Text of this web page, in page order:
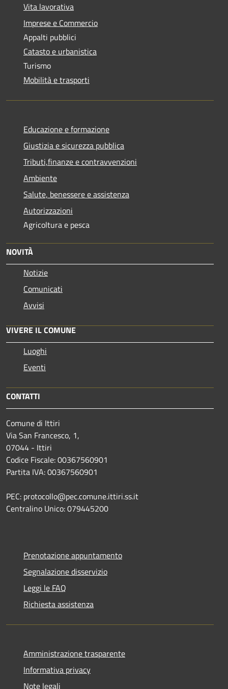
Vita lavorativa
Imprese e Commercio
Appalti pubblici
Catasto e urbanistica
Turismo
Mobilità e trasporti
Educazione e formazione
Giustizia e sicurezza pubblica
Tributi,finanze e contravvenzioni
Ambiente
Salute, benessere e assistenza
Autorizzazioni
Agricoltura e pesca
NOVITÀ
Notizie
Comunicati
Avvisi
VIVERE IL COMUNE
Luoghi
Eventi
CONTATTI
Comune di Ittiri
Via San Francesco, 1,
07044 - Ittiri
Codice Fiscale: 00367560901
Partita IVA: 00367560901
PEC: protocollo@pec.comune.ittiri.ss.it
Centralino Unico: 079445200
Prenotazione appuntamento
Segnalazione disservizio
Leggi le FAQ
Richiesta assistenza
Amministrazione trasparente
Informativa privacy
Note legali